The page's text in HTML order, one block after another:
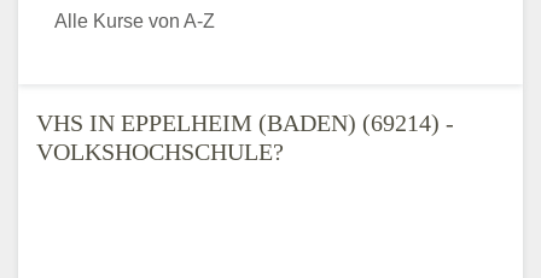
VHS IN EPPELHEIM (BADEN) (69214) -
VOLKSHOCHSCHULE?
Alle Kurse von A-Z